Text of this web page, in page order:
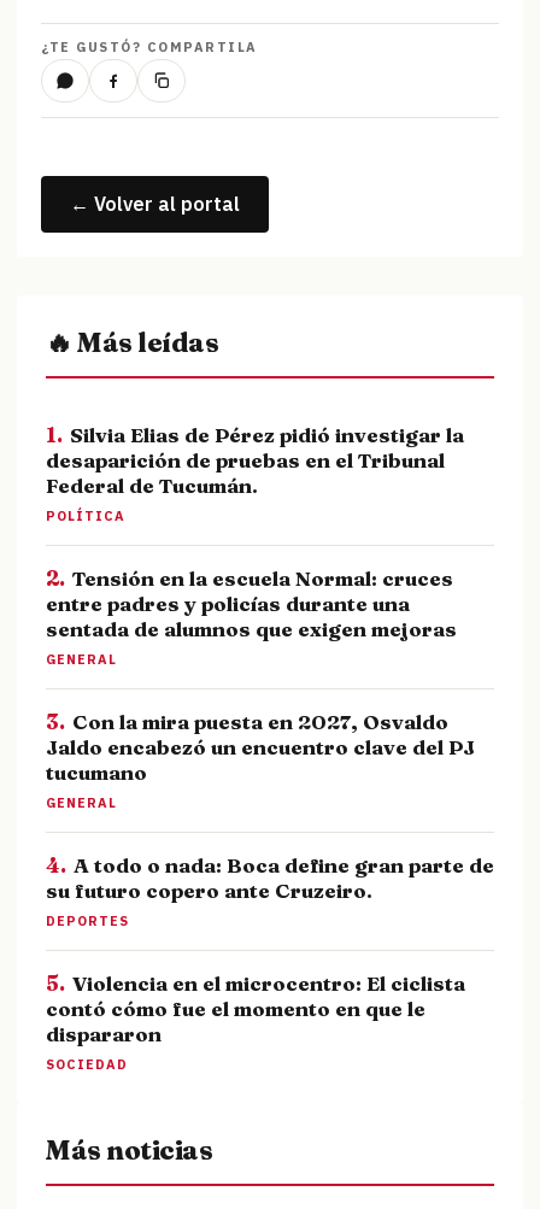
¿TE GUSTÓ? COMPARTILA
← Volver al portal
🔥 Más leídas
1. Silvia Elias de Pérez pidió investigar la
desaparición de pruebas en el Tribunal
Federal de Tucumán.
POLÍTICA
2. Tensión en la escuela Normal: cruces
entre padres y policías durante una
sentada de alumnos que exigen mejoras
GENERAL
3. Con la mira puesta en 2027, Osvaldo
Jaldo encabezó un encuentro clave del PJ
tucumano
GENERAL
4. A todo o nada: Boca define gran parte de
su futuro copero ante Cruzeiro.
DEPORTES
5. Violencia en el microcentro: El ciclista
contó cómo fue el momento en que le
dispararon
SOCIEDAD
Más noticias